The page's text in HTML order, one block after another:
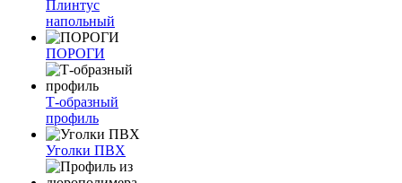
Плинтус
напольный
ПОРОГИ
Т-образный
профиль
Уголки ПВХ